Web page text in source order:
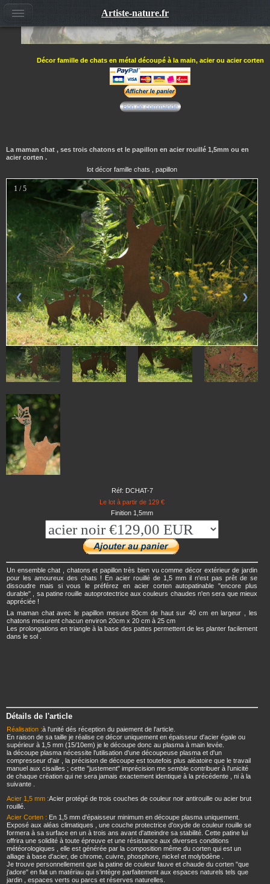
Décor famille de chats en métal découpé à la main, acier ou acier corten
Bon de commande
La maman chat , ses trois chatons et le papillon en acier rouillé 1,5mm ou en
acier corten .
lot décor famille chats , papillon
1 / 5
❮ ❯
Réf: DCHAT-7
Le lot à partir de 129 €
Finition 1,5mm
Un ensemble chat , chatons et papillon très bien vu comme décor extérieur de jardin
pour les amoureux des chats ! En acier rouillé de 1,5 mm il n'est pas prêt de se
dissoudre mais si vous le préférez en acier corten autopatinable "encore plus
durable" , sa patine rouille autoprotectrice aux couleurs chaudes n'en sera que mieux
appréciée !
La maman chat avec le papillon mesure 80cm de haut sur 40 cm en largeur , les
chatons mesurent chacun environ 20cm x 20 cm à 25 cm
Les prolongations en triangle à la base des pattes permettent de les planter facilement
dans le sol .
Détails de l'article
Réalisation :à l'unité dés réception du paiement de l'article.
En raison de sa taille je réalise ce décor uniquement en épaisseur d'acier égale ou
supérieur à 1,5 mm (15/10em) je le découpe donc au plasma à main levée.
la découpe plasma nécessite l'utilisation d'une découpeuse plasma et d'un
compresseur d'air , la précision de découpe est toutefois plus aléatoire que le travail
manuel aux cisailles ; cette "justement" imprécision me semble contribuer à l'unicité
de chaque création qui ne sera jamais exactement identique à la précédente , ni à la
suivante .
Acier 1,5 mm :Acier protégé de trois couches de couleur noir antirouille ou acier brut
rouillé.
Acier Corten : En 1,5 mm d'épaisseur minimum en découpe plasma uniquement.
Exposé aux aléas climatiques , une couche protectrice d'oxyde de couleur rouille se
formera à sa surface en un à trois ans avant d'atteindre sa stabilité. Cette patine lui
offrira une solidité à toute épreuve et une résistance aux diverses conditions
météorologiques , elle est générée par la composition même du corten qui est un
alliage à base d'acier, de chrome, cuivre, phosphore, nickel et molybdène .
Je trouve personnellement que la patine de couleur fauve et chaude du corten "que
j'adore" en fait un matériau qui s'intègre parfaitement aux espaces naturels tels que
jardin , espaces verts ou parcs et réserves naturelles.
Artiste-nature.fr